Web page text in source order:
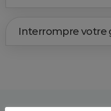
Interrompre votre